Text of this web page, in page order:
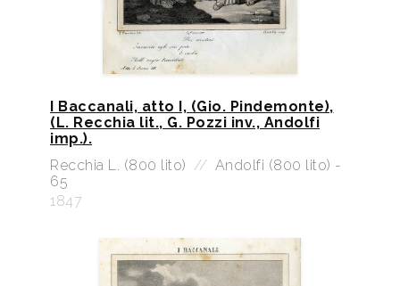
I Baccanali, atto I, (Gio. Pindemonte),
(L. Recchia lit., G. Pozzi inv., Andolfi
imp.).
Recchia L. (800 lito) // Andolfi (800 lito) -
65
1847